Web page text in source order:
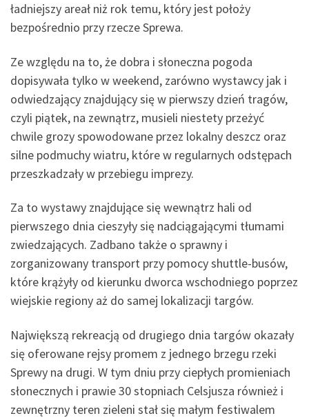
ładniejszy areał niż rok temu, który jest położy
bezpośrednio przy rzecze Sprewa.
Ze względu na to, że dobra i słoneczna pogoda
dopisywała tylko w weekend, zarówno wystawcy jak i
odwiedzający znajdujący się w pierwszy dzień tragów,
czyli piątek, na zewnątrz, musieli niestety przeżyć
chwile grozy spowodowane przez lokalny deszcz oraz
silne podmuchy wiatru, które w regularnych odstępach
przeszkadzały w przebiegu imprezy.
Za to wystawy znajdujące się wewnątrz hali od
pierwszego dnia cieszyły się nadciągającymi tłumami
zwiedzających. Zadbano także o sprawny i
zorganizowany transport przy pomocy shuttle-busów,
które krążyły od kierunku dworca wschodniego poprzez
wiejskie regiony aż do samej lokalizacji targów.
Największą rekreacją od drugiego dnia targów okazały
się oferowane rejsy promem z jednego brzegu rzeki
Sprewy na drugi. W tym dniu przy ciepłych promieniach
słonecznych i prawie 30 stopniach Celsjusza również i
zewnętrzny teren zieleni stał się małym festiwalem